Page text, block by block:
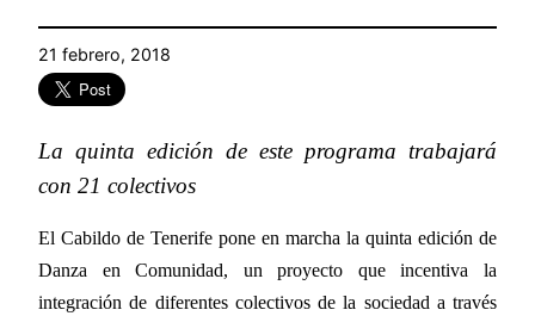
21 febrero, 2018
La quinta edición de este programa trabajará
con 21 colectivos
El Cabildo de Tenerife pone en marcha la quinta edición de
Danza en Comunidad, un proyecto que incentiva la
integración de diferentes colectivos de la sociedad a través